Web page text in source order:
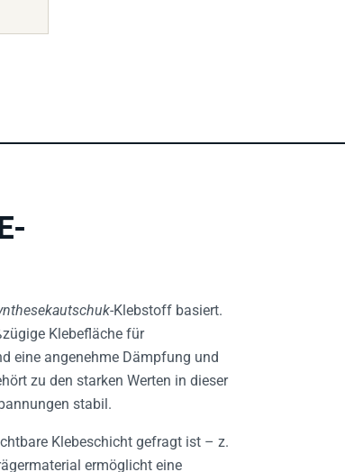
-Klebstoff basiert.
Klebefläche für
eine angenehme Dämpfung und
zu den starken Werten in dieser
stabil.
Klebeschicht gefragt ist – z.
ermöglicht eine